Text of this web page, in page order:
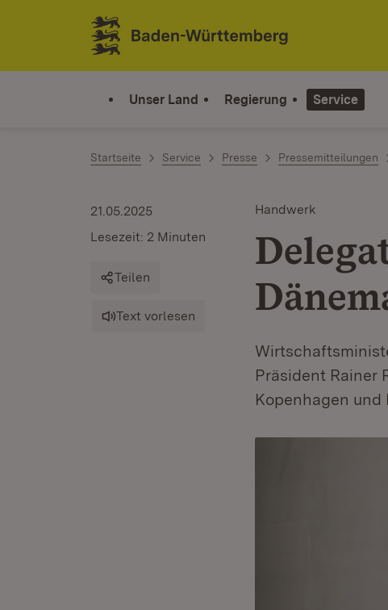
Zum Inhalt springen
Link zur Startseite
Unser Land Regierung Service
Startseite Service Presse Pressemitteilungen
Handwerk
Präsident Rainer
Kopenhagen und
21.05.2025
Lesezeit: 2 Minuten
Teilen
Text vorlesen